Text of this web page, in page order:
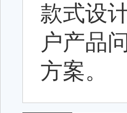
款式设
户产品
方案。